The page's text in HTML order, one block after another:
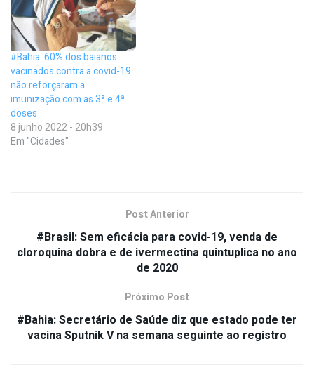
#Bahia: 60% dos baianos
vacinados contra a covid-19
não reforçaram a
imunização com as 3ª e 4ª
doses
8 junho 2022 - 20h39
Em "Cidades"
Post Anterior
#Brasil: Sem eficácia para covid-19, venda de
cloroquina dobra e de ivermectina quintuplica no ano
de 2020
Próximo Post
#Bahia: Secretário de Saúde diz que estado pode ter
vacina Sputnik V na semana seguinte ao registro